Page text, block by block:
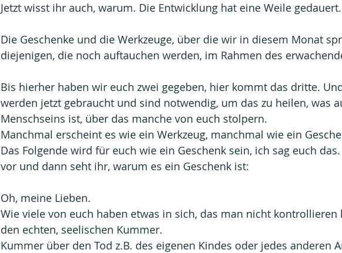
Jetzt wisst ihr auch, warum. Die Entwicklung hat eine Weile gedauert.
Die Geschenke und die Werkzeuge, über die wir in diesem Monat
diejenigen, die noch auftauchen werden, im Rahmen des
Bis hierher haben wir euch zwei gegeben, hier kommt das dritte.
werden jetzt gebraucht und sind notwendig, um das zu heilen, was
Menschseins ist, über das manche von euch stolpern.
Manchmal erscheint es wie ein Werkzeug, manchmal wie ein
Das Folgende wird für euch wie ein Geschenk sein, ich sag euch
vor und dann seht ihr, warum es ein Geschenk ist:
Oh, meine Lieben.
Wie viele von euch haben etwas in sich, das man nicht kontrollieren
den echten, seelischen Kummer.
Kummer über den Tod z.B. des eigenen Kindes oder jedes anderen